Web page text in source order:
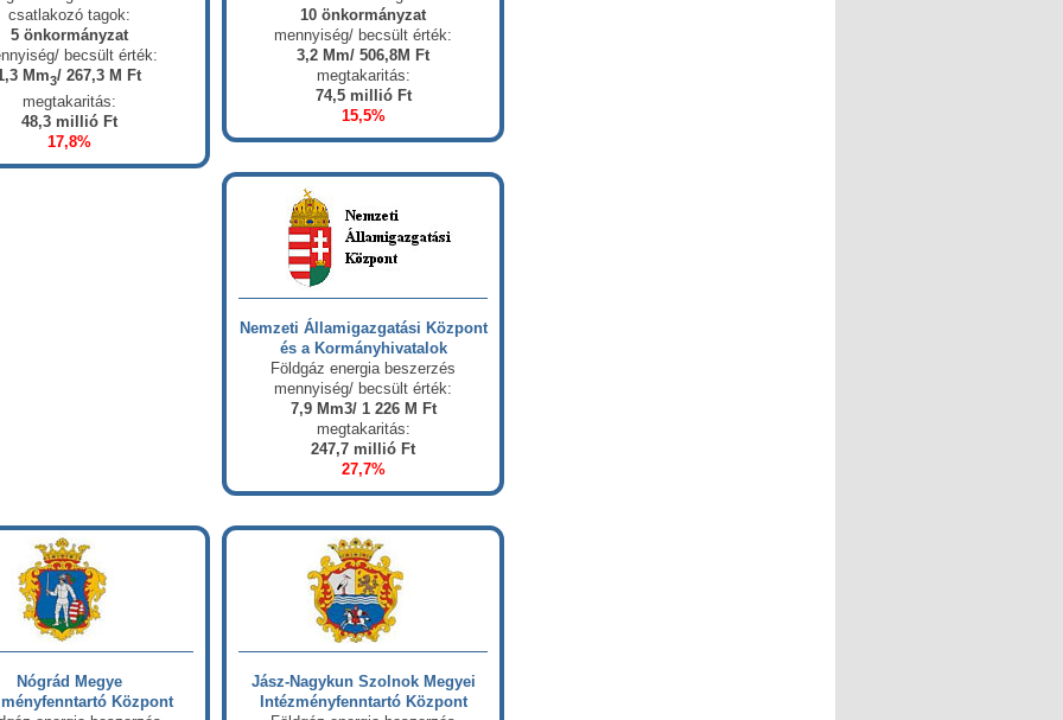
csatlakozó tagok:
5 önkormányzat
becsült érték:
Mm3/ 267,3 M Ft
megtakaritás:
48,3 millió Ft
17,8%
10 önkormányzat
mennyiség/ becsült érték:
3,2 Mm/ 506,8M Ft
megtakaritás:
74,5 millió Ft
15,5%
Nemzeti Államigazgatási Központ
és a Kormányhivatalok
Földgáz energia beszerzés
mennyiség/ becsült érték:
7,9 Mm3/ 1 226 M Ft
megtakaritás:
247,7 millió Ft
27,7%
Nógrád Megye
Központ
Jász-Nagykun Szolnok Megyei
Intézményfenntartó Központ